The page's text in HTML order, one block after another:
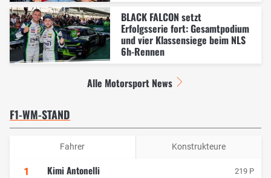
BLACK FALCON setzt
Erfolgsserie fort: Gesamtpodium
und vier Klassensiege beim NLS
6h-Rennen
Alle Motorsport News
F1-WM-STAND
Fahrer Konstrukteure
1 Kimi Antonelli 219 P